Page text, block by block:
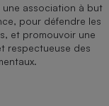
une association à but
pour défendre les
et promouvoir une
respectueuse des